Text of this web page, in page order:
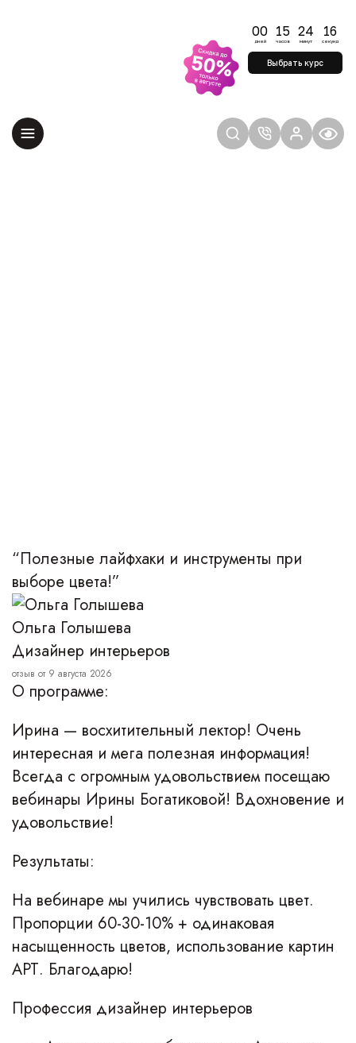
00
дней
15
часов
24
минут
16
секунд
Выбрать курс
“Полезные лайфхаки и инструменты при
выборе цвета!”
Ольга Голышева
Дизайнер интерьеров
отзыв от 9 августа 2026
О программе:
Ирина — восхитительный лектор! Очень
интересная и мега полезная информация!
Всегда с огромным удовольствием посещаю
вебинары Ирины Богатиковой! Вдохновение и
удовольствие!
Результаты:
На вебинаре мы учились чувствовать цвет.
Пропорции 60-30-10% + одинаковая
насыщенность цветов, использование картин
АРТ. Благодарю!
Профессия дизайнер интерьеров